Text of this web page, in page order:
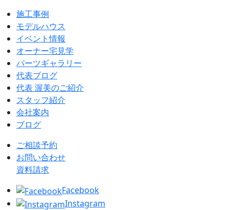
施工事例
モデルハウス
イベント情報
オーナー宅見学
パーツギャラリー
代表ブログ
代表 渥美のご紹介
スタッフ紹介
会社案内
ブログ
ご相談予約
お問い合わせ
資料請求
Facebook
Instagram